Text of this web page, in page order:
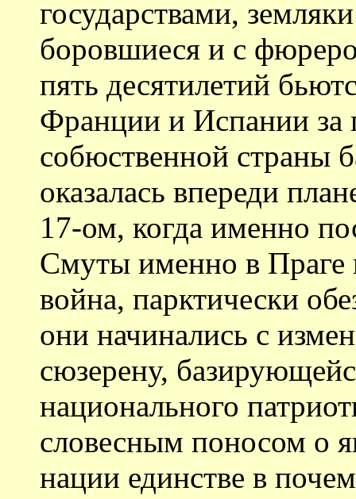
государствами,
боровшиеся и с
пять десятилетий
Франции и Испании за
собюственной страны
оказалась впереди
17-ом, когда именно
Смуты именно в Праге
война, парктически
они начинались с
сюзерену,
национального
словесным поносом о
нации единстве в